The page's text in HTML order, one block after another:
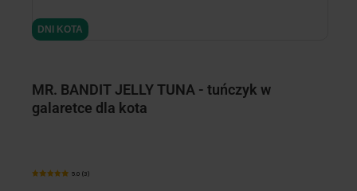
DNI KOTA
MR. BANDIT JELLY TUNA - tuńczyk w
galaretce dla kota
5.0 (3)